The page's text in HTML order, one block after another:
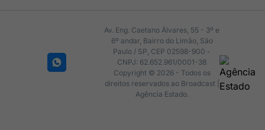
Av. Eng. Caetano Álvares, 55 - 3º e
6º andar, Bairro do Limão, São
Paulo / SP, CEP 02598-900 -
CNPJ: 62.652.961/0001-38
Copyright © 2026 - Todos os
direitos reservados ao Broadcast |
Agência Estado.